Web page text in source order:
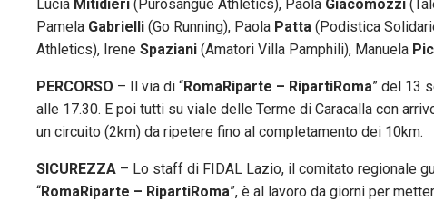
Lucia Mitidieri (Purosangue Athletics), Paola Giacomozzi
Pamela Gabrielli (Go Running), Paola Patta (Podistica
Athletics), Irene Spaziani (Amatori Villa Pamphili), Manuela
PERCORSO – Il via di “RomaRiparte – RipartiRoma” del 13
alle 17.30. E poi tutti su viale delle Terme di Caracalla con
un circuito (2km) da ripetere fino al completamento dei 10km.
SICUREZZA – Lo staff di FIDAL Lazio, il comitato regionale
“RomaRiparte – RipartiRoma”, è al lavoro da giorni per